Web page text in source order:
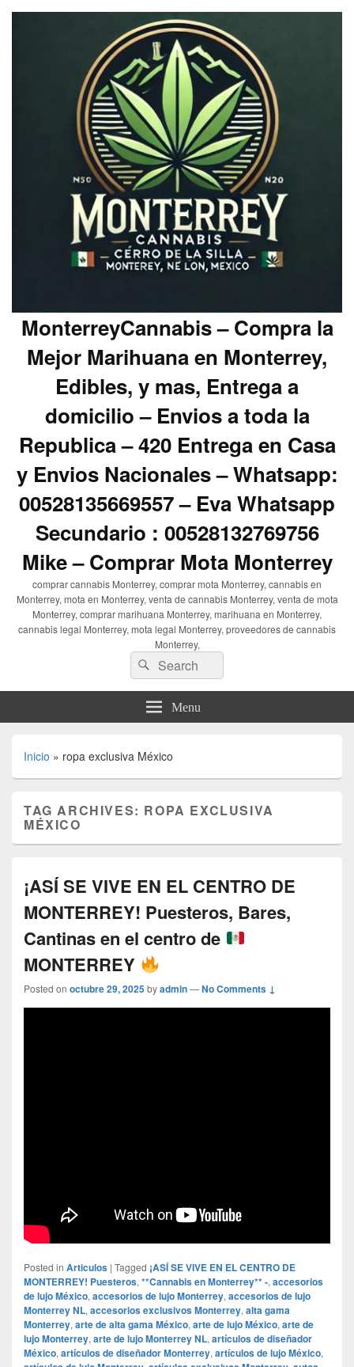
MonterreyCannabis – Compra la
Mejor Marihuana en Monterrey,
Edibles, y mas, Entrega a
domicilio – Envios a toda la
Republica – 420 Entrega en Casa
y Envios Nacionales – Whatsapp:
00528135669557 – Eva Whatsapp
Secundario : 00528132769756
Mike – Comprar Mota Monterrey
comprar cannabis Monterrey, comprar mota Monterrey, cannabis en
Monterrey, mota en Monterrey, venta de cannabis Monterrey, venta de mota
Monterrey, comprar marihuana Monterrey, marihuana en Monterrey,
cannabis legal Monterrey, mota legal Monterrey, proveedores de cannabis
Monterrey,
Search
for:
Search
Menu
Inicio » ropa exclusiva México
TAG ARCHIVES: ROPA EXCLUSIVA
MÉXICO
¡ASÍ SE VIVE EN EL CENTRO DE
MONTERREY! Puesteros, Bares,
Cantinas en el centro de
MONTERREY
Posted on octubre 29, 2025byadmin—No Comments ↓
Posted in Articulos | Tagged ¡ASÍ SE VIVE EN EL CENTRO DE
MONTERREY! Puesteros, **Cannabis en Monterrey** -, accesorios
de lujo México, accesorios de lujo Monterrey, accesorios de lujo
Monterrey NL, accesorios exclusivos Monterrey, alta gama
Monterrey, arte de alta gama México, arte de lujo México, arte de
lujo Monterrey, arte de lujo Monterrey NL, artículos de diseñador
México, artículos de diseñador Monterrey, artículos de lujo México,